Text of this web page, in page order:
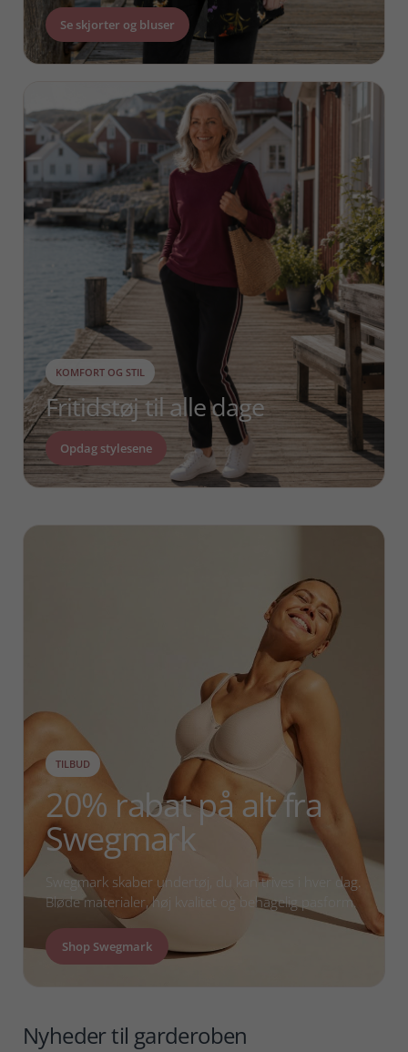
Se skjorter og bluser
KOMFORT OG STIL
Fritidstøj til alle dage
Opdag stylesene
TILBUD
20% rabat på alt fra
Swegmark
Swegmark skaber undertøj, du kan trives i hver dag.
Bløde materialer, høj kvalitet og behagelig pasform.
Shop Swegmark
Nyheder til garderoben